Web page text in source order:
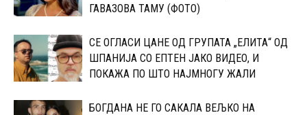
ГАВАЗОВА ТАМУ (ФОТО)
CЕ ОГЛАСИ ЦАНЕ ОД ГРУПАТА „ЕЛИТА“ ОД
ШПАНИЈА CО ЕПТЕН ЈАКО ВИДЕО, И
ПОКАЖА ПО ШТО НАЈМНОГУ ЖАЛИ
БОГДАНА НЕ ГО САКАЛА ВЕЉКО НА